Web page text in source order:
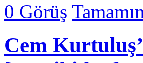
0 Görüş
Cem